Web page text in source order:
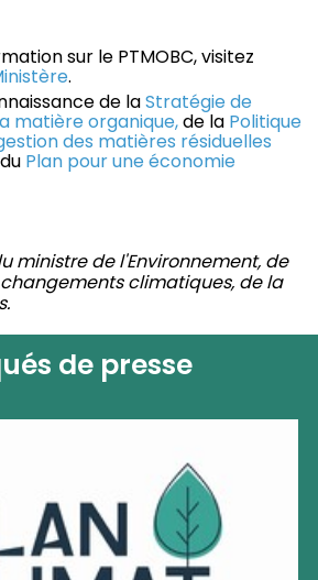
sur le PTMOBC, visitez
.
de laStratégie de
matière organique,de la Politique
des matières résiduelles
Plan pour une économie
ministre de l'Environnement, de
climatiques, de la
de presse